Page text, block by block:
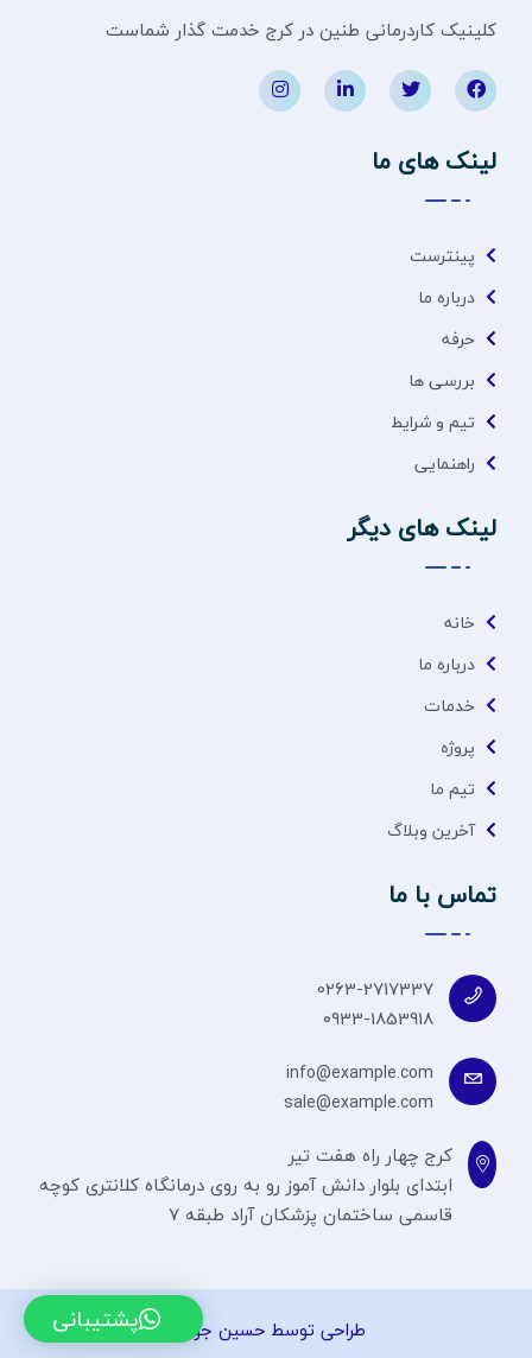
کلینیک کاردرمانی طنین در کرج خدمت گذار شماست
لینک های ما
پینترست
درباره ما
حرفه
بررسی ها
تیم و شرایط
راهنمایی
لینک های دیگر
خانه
درباره ما
خدمات
پروژه
تیم ما
آخرین وبلاگ
تماس با ما
0263-2717337
0933-1853918
info@example.com
sale@example.com
کرج چهار راه هفت تیر
ابتدای بلوار دانش آموز رو به روی درمانگاه کلانتری کوچه
قاسمی ساختمان پزشکان آراد طبقه 7
طراحی توسط حسین جوادی پشتیبانی